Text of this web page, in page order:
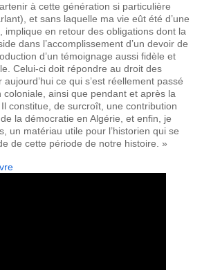
à cette génération si particulière
et sans laquelle ma vie eût été d’une
implique en retour des obligations dont la
dans l’accomplissement d’un devoir de
d’un témoignage aussi fidèle et
Celui-ci doit répondre au droit des
ce qui s’est réellement passé
coloniale, ainsi que pendant et après la
constitue, de surcroît, une contribution
la démocratie en Algérie, et enfin, je
un matériau utile pour l’historien qui se
de cette période de notre histoire. »